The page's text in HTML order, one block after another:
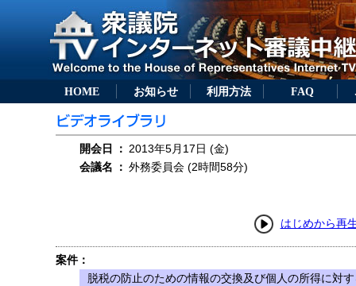
HOME お知らせ 利用方法 FAQ
開会日 ： 2013年5月17日 (金)
会議名
： 外務委員会 (2時間58分)
はじめから再
案件：
脱税の防止のための情報の交換及び個人の所得に対